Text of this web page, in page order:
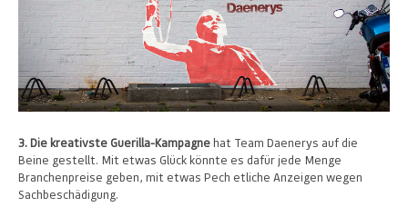
3. Die kreativste Guerilla-Kampagnehat Team Daenerys auf die
Beine gestellt. Mit etwas Glück könnte es dafür jede Menge
Branchenpreise geben, mit etwas Pech etliche Anzeigen wegen
Sachbeschädigung.